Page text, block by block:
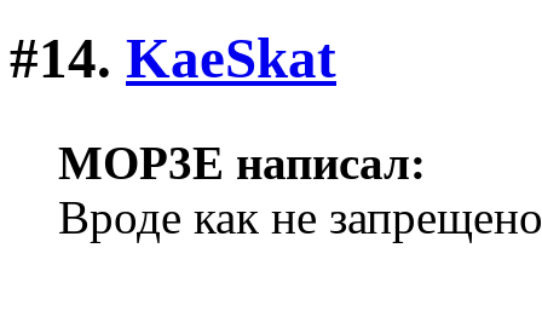
#14. KaeSkat
MOP3E написал:
Вроде как не